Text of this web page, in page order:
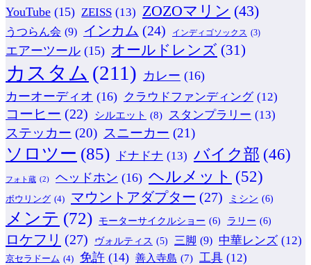
YouTube (15) ZEISS (13) ZOZOマリン (43)
うつらん会 (9) インカム (24) インディゴソックス (3)
エアーツール (15) オールドレンズ (31)
カスタム (211) カレー (16)
カーオーディオ (16) クラウドファンディング (12)
コーヒー (22) シルエット (8) スタンプラリー (13)
ステッカー (20) スニーカー (21)
ソロツー (85) ドナドナ (13) バイク部 (46)
フォト蔵 (2) ヘッドホン (16) ヘルメット (52)
ボウリング (4) マウントアダプター (27) ミシン (6)
メンテ (72) モーターサイクルショー (6) ラリー (6)
ロケフリ (27) ヴォルティス (5) 三脚 (9) 中華レンズ (12)
京セラドーム (4) 免許 (14) 善入寺島 (7) 工具 (12)